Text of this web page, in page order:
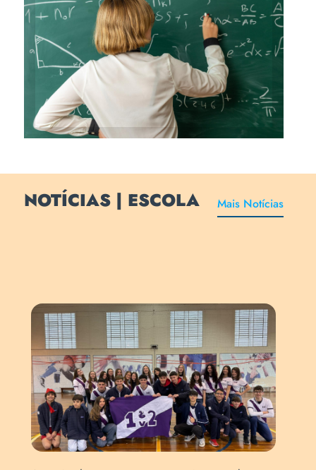
Vagas são para a educação
infantil, ensino fundamental e
ensino médio
NOTÍCIAS | ESCOLA Mais Notícias